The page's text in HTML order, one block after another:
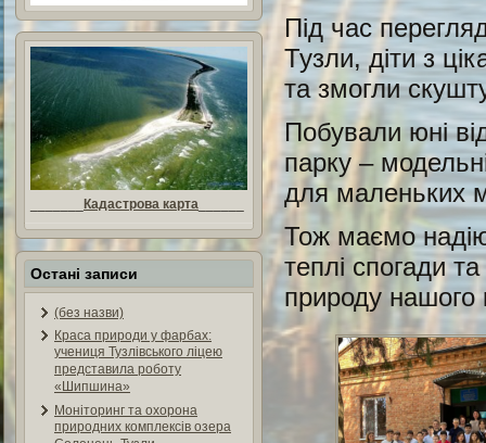
Кадастрова карта
Остані записи
(без назви)
Краса природи у фарбах:
учениця Тузлівського ліцею
представила роботу
«Шипшина»
Моніторинг та охорона
природних комплексів озера
Під час
Тузли, діти з
та змогли
Побували юні
парку –
для маленьких
Тож маємо
теплі спогади
природу нашого